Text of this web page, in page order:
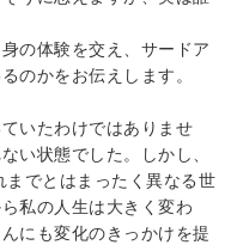
の体験を交え、サードア
のかをお伝えします。
いたわけではありませ
い状態でした。しかし、
でとはまったく異なる世
私の人生は大きく変わ
にも変化のきっかけを提